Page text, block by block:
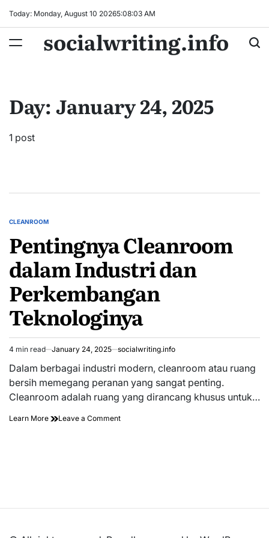
Today: Monday, August 10 20265:08:03 AM
socialwriting.info
Day:January 24, 2025
1 post
POSTED
CLEANROOM
Pentingnya Cleanroom
dalam Industri dan
Perkembangan
Teknologinya
Estimated
read
time
4 min read January 24, 2025 socialwriting.info
Dalam berbagai industri modern, cleanroom atau ruang
bersih memegang peranan yang sangat penting.
Cleanroom adalah ruang yang dirancang khusus untuk…
Learn More Leave a Commenton